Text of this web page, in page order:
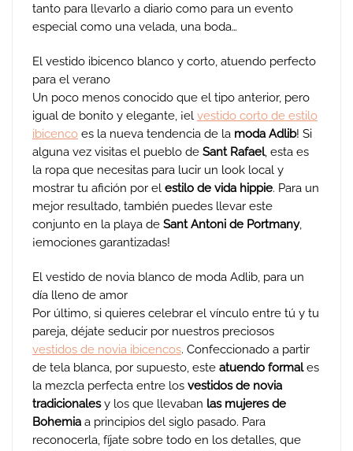
tanto para llevarlo a diario como para un evento
especial como una velada, una boda…
El vestido ibicenco blanco y corto, atuendo perfecto
para el verano
Un poco menos conocido que el tipo anterior, pero
igual de bonito y elegante, ¡el vestido corto de estilo
ibicenco es la nueva tendencia de la moda Adlib! Si
alguna vez visitas el pueblo de Sant Rafael, esta es
la ropa que necesitas para lucir un look local y
mostrar tu afición por el estilo de vida hippie. Para un
mejor resultado, también puedes llevar este
conjunto en la playa de Sant Antoni de Portmany,
¡emociones garantizadas!
El vestido de novia blanco de moda Adlib, para un
día lleno de amor
Por último, si quieres celebrar el vínculo entre tú y tu
pareja, déjate seducir por nuestros preciosos
vestidos de novia ibicencos. Confeccionado a partir
de tela blanca, por supuesto, este atuendo formales
la mezcla perfecta entre los vestidos de novia
tradicionalesy los que llevaban las mujeres de
Bohemia a principios del siglo pasado. Para
reconocerla, fíjate sobre todo en los detalles, que